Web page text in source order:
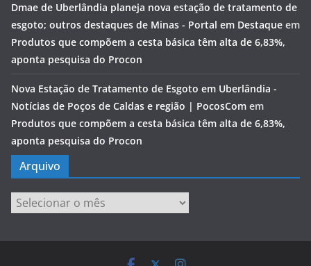
Dmae de Uberlândia planeja nova estação de tratamento de
esgoto; outros destaques de Minas - Portal em Destaque em
Produtos que compõem a cesta básica têm alta de 6,83%,
aponta pesquisa do Procon
Nova Estação de Tratamento de Esgoto em Uberlândia -
Notícias de Poços de Caldas e região | PocosCom em
Produtos que compõem a cesta básica têm alta de 6,83%,
aponta pesquisa do Procon
Arquivo
Arquivo